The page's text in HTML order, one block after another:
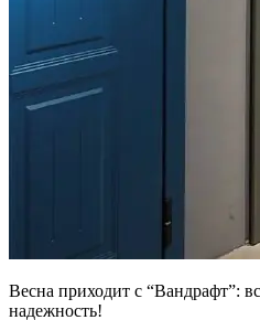
Весна приходит с “Вандрафт”:
надежность!